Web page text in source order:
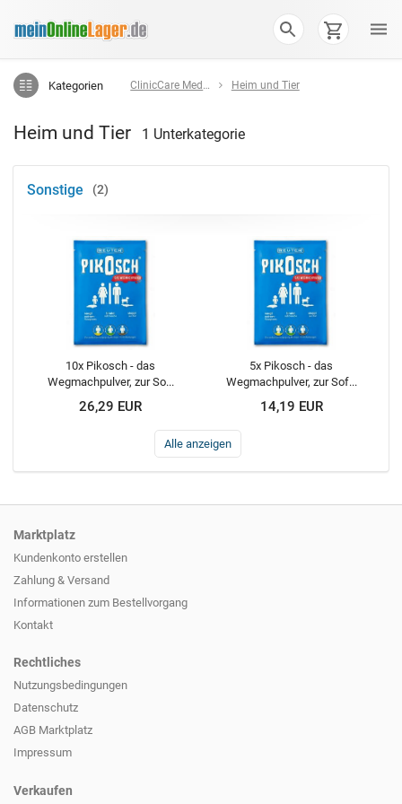
Kategorien ClinicCare Medizin - Labor - Pflege Heim und Tier
Heim und Tier 1 Unterkategorie
Sonstige 2
10x Pikosch - das
Wegmachpulver, zur So...
26,29 EUR
5x Pikosch - das
Wegmachpulver, zur Sof...
14,19 EUR
Alle anzeigen
Marktplatz
Kundenkonto erstellen
Zahlung & Versand
Informationen zum Bestellvorgang
Kontakt
Rechtliches
Nutzungsbedingungen
Datenschutz
AGB Marktplatz
Impressum
Verkaufen